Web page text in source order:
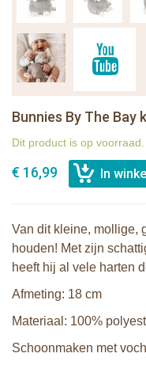
Bunnies By The Bay
Dit product is op
€ 16,99
Van dit kleine, mollige,
houden! Met zijn
heeft hij al vele harten
Afmeting: 18 cm
Materiaal: 100%
Schoonmaken met